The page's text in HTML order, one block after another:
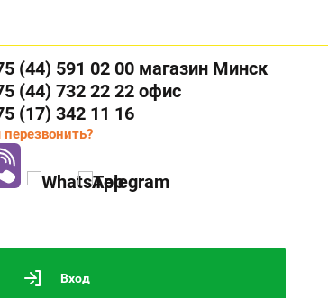
(44) 591 02 00 магазин Минск
(44) 732 22 22 офис
(17) 342 11 16
Вход